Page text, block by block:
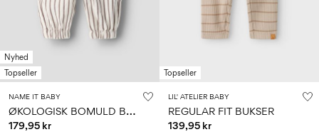
Nyhed
Topseller
NAME IT BABY
Ø
KOLOGISK BOMULD BUKSER
179,95 kr
Topseller
LIL' ATELIER BABY
REGULAR FIT BUKSER
139,95 kr